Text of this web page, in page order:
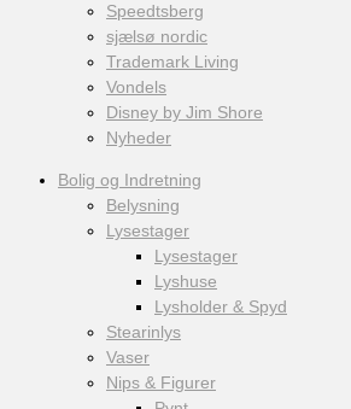
Speedtsberg
sjælsø nordic
Trademark Living
Vondels
Disney by Jim Shore
Nyheder
Bolig og Indretning
Belysning
Lysestager
Lysestager
Lyshuse
Lysholder & Spyd
Stearinlys
Vaser
Nips & Figurer